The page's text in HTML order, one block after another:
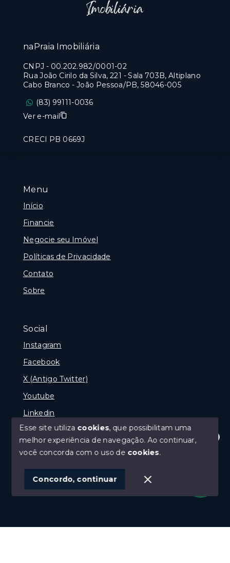
Olá! Estamos disponíveis para te ajudar.
Menu
Início
Financie
Negocie seu Imóvel
Políticas de Privacidade
Contato
Sobre
Social
Instagram
Facebook
X (Antigo Twitter)
Youtube
Linkedin
© Copyright 2026 - naPraia Imobiliária - Todos os
SITE PARA IMOBILIARIA
naPraia Imobiliária
CNPJ - 00.202.982/0001-02
Rua João Cirilo da Silva, 221 - Sala 703B, Altiplano
Cabo Branco - João Pessoa/PB, 58046-005
(83) 99111-0036
Ver e-mail
CRECI PB 0669J
Esse site utiliza cookies, que possibilitam uma
melhor experiência de navegação.Ao continuar,
você concorda com o uso de cookies.
Concordo, continuar